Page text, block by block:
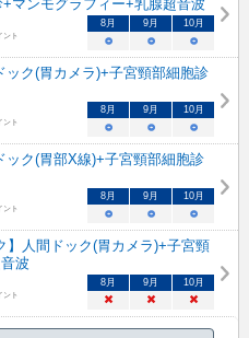
マンモグラフィー+乳腺超音波
ント
8 月 9 月 10月
○ ○ ○
ク(胃カメラ)+子宮頸部細胞診
ント
8 月 9 月 10月
○ ○ ○
ク(胃部X線)+子宮頸部細胞診
ント
8 月 9 月 10月
○ ○ ○
】人間ドック(胃カメラ)+子宮頸
波
ント
8 月 9 月 10月
× × ×